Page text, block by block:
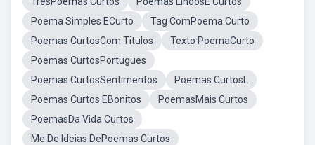
Poema Simples ECurto
Tag ComPoema Curto
Poemas CurtosCom Titulos
Texto PoemaCurto
Poemas CurtosPortugues
Poemas CurtosSentimentos
Poemas CurtosL
Poemas Curtos EBonitos
PoemasMais Curtos
PoemasDa Vida Curtos
Me De Ideias DePoemas Curtos